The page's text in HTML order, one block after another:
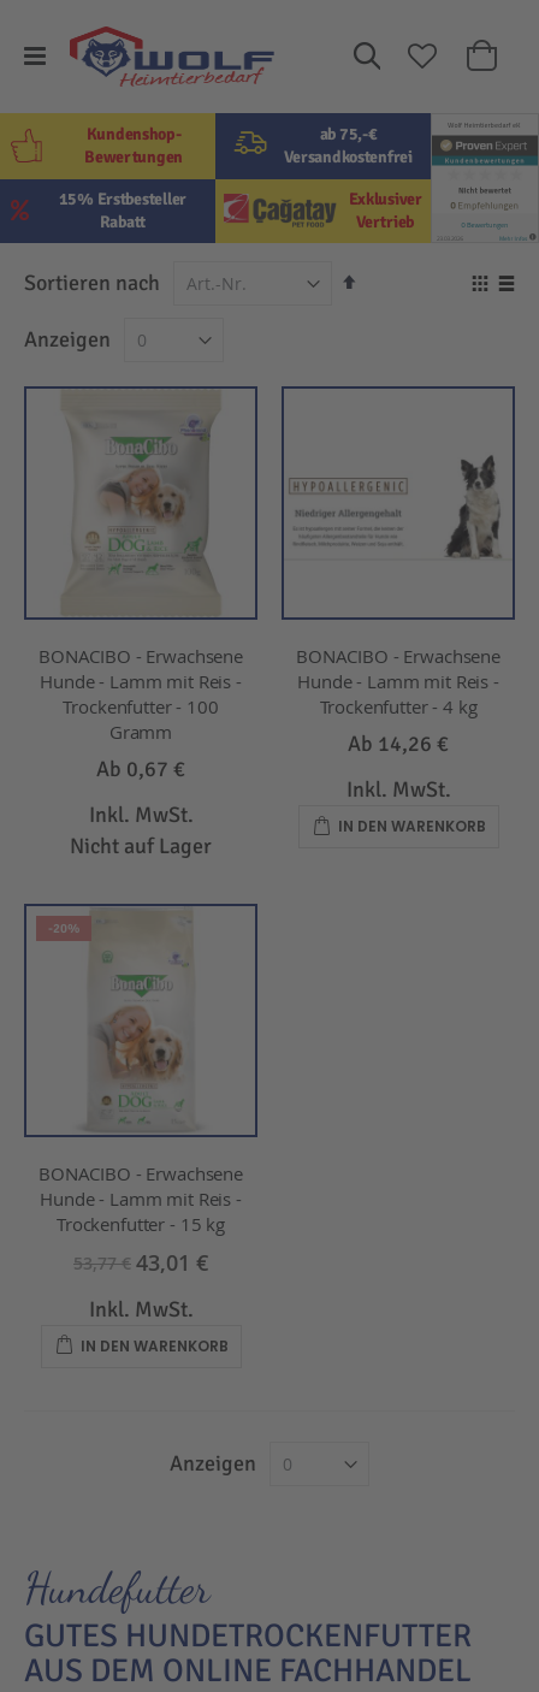
Suche
Mein
ab 75,-€
Versandkostenfrei
Exklusiver
Vertrieb
15% Erstbesteller
Rabatt
Kundenshop-
Bewertungen
Sortieren nach
In
Anzeigen
BONACIBO - Erwachsene
Hunde - Lamm mit Reis -
Trockenfutter - 100
Gramm
Ab 0,67 €
Inkl. MwSt.
Nicht auf Lager
BONACIBO - Erwachsene
Hunde - Lamm mit Reis -
Trockenfutter - 4 kg
Ab 14,26 €
Inkl. MwSt.
IN DEN WARENKORB
-20%
BONACIBO - Erwachsene
Hunde - Lamm mit Reis -
Trockenfutter - 15 kg
53,77 € 43,01 €
Inkl. MwSt.
IN DEN WARENKORB
Anzeigen
Hundefutter
GUTES HUNDETROCKENFUTTER
AUS DEM ONLINE FACHHANDEL